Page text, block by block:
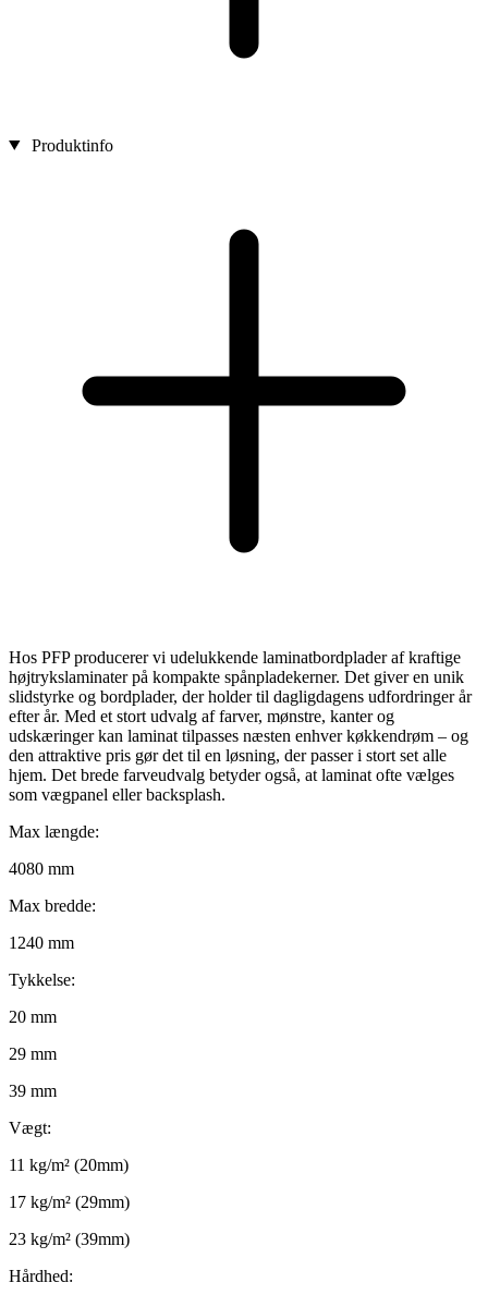
Produktinfo
Hos PFP producerer vi udelukkende laminatbordplader af kraftige
højtrykslaminater på kompakte spånpladekerner. Det giver en unik
slidstyrke og bordplader, der holder til dagligdagens udfordringer år
efter år. Med et stort udvalg af farver, mønstre, kanter og
udskæringer kan laminat tilpasses næsten enhver køkkendrøm – og
den attraktive pris gør det til en løsning, der passer i stort set alle
hjem. Det brede farveudvalg betyder også, at laminat ofte vælges
som vægpanel eller backsplash.
Max længde:
4080 mm
Max bredde:
1240 mm
Tykkelse:
20 mm
29 mm
39 mm
Vægt:
11 kg/m² (20mm)
17 kg/m² (29mm)
23 kg/m² (39mm)
Hårdhed: